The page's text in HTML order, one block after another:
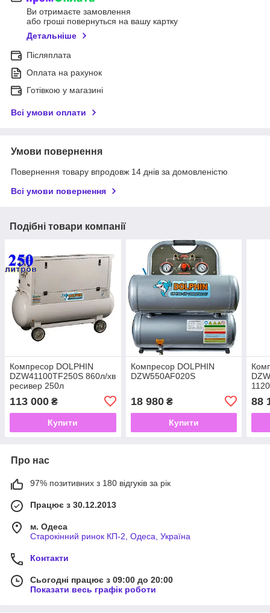
Ви отримаєте замовлення
або гроші повернуться на вашу картку
Детальніше
Післяплата
Оплата на рахунок
Готівкою у магазині
Всі умови оплати
Умови повернення
Повернення товару впродовж 14 днів за домовленістю
Всі умови повернення
Подібні товари компанії
Компресор DOLPHIN
DZW41100TF250S 860л/хв
ресивер 250л
113 000 ₴
Купити
Компресор DOLPHIN
DZW550AF020S
18 980₴
Купити
88
Про нас
97% позитивних з 180 відгуків за рік
Працює з 30.12.2013
м. Одеса
Старокінний ринок КП-2, Одеса, Україна
Контакти
Сьогодні працює з 09:00 до 20:00
Показати весь графік роботи